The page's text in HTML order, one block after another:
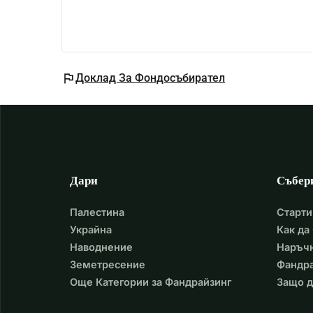
flagДоклад За Фондосъбирател
Дари
Палестина
Украйна
Наводнение
Земетресение
Още Категории за Фандрайзинг
Как
Защо